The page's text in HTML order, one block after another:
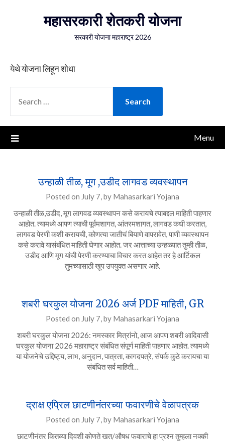
महासरकारी शेतकरी योजना
सरकारी योजना महाराष्ट्र 2026
येथे योजना लिहून शोधा
FOR:
Menu
उन्हाळी तीळ, मूग ,उडीद लागवड व्यवस्थापन
Posted on July 7,by Mahasarkari Yojana
उन्हाळी तीळ,उडीद, मूग लागवड व्यवस्थापन कसे करायचे त्याबद्दल माहिती पाहणार
आहोत. त्यामध्ये आपण त्याची पूर्वमशागत, आंतरमशागत, लागवड कधी करतात,
लागवड पेरणी कशी करायची, कोणत्या जातीचं बियाणे वापरावेत, पाणी व्यवस्थापन
कसे करावे यासंबंधित माहिती घेणार आहोत. जर आत्ताच्या उन्हळ्यात तुम्ही तीळ,
उडीद आणि मूग यांची पेरणी करण्याचा विचार करत आहेत तर हे आर्टिकल
तुमच्यासाठी खूप उपयुक्त असणार आहे.
शबरी घरकुल योजना 2026 अर्ज PDF माहिती, GR
Posted on July 7,by Mahasarkari Yojana
शबरी घरकुल योजना 2026: नमस्कार मित्रांनो, आज आपण शबरी आदिवासी
घरकुल योजना 2026 महाराष्ट्र संबंधित संपूर्ण माहिती पाहणार आहोत. त्यामध्ये
या योजनेचे उद्दिष्ट्य, लाभ, अनुदान, पात्रता, कागदपत्रे, संपर्क कुठे करायचा या
संबंधित सर्व माहिती…
द्राक्ष एप्रिल छाटणीनंतरच्या फवारणीचे वेळापत्रक
Posted on July 7,by Mahasarkari Yojana
छाटणीनंतर कितव्या दिवशी कोणते खत/औषध फवाराचे हा प्रश्न तुम्हला नक्की